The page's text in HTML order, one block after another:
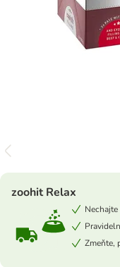
zoohit Relax
Zmeňte,